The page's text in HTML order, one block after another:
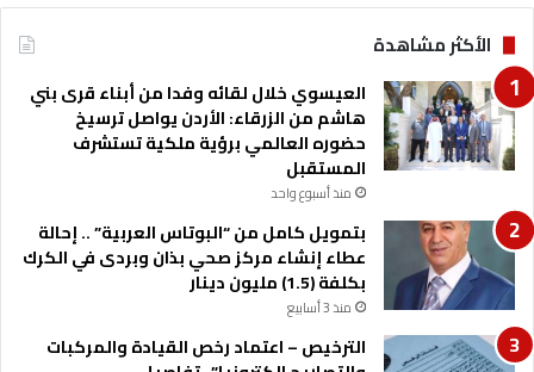
و
م
م
ل
ا
ل
د
و
ل
ة
و
ف
ض
ا
ل
الأكثر مشاهدة
العيسوي خلال لقائه وفدا من أبناء قرى بني
هاشم من الزرقاء: الأردن يواصل ترسيخ
حضوره العالمي برؤية ملكية تستشرف
المستقبل
منذ أسبوع واحد
بتمويل كامل من “البوتاس العربية” .. إحالة
عطاء إنشاء مركز صحي بذان وبردى في الكرك
بكلفة (1.5) مليون دينار
منذ 3 أسابيع
الترخيص – اعتماد رخص القيادة والمركبات